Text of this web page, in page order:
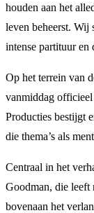
houden aan het
leven beheerst. Wij
intense partituur en
Op het terrein van
vanmiddag
Producties bestijgt
die thema’s als
Centraal in het
Goodman, die leeft
bovenaan het